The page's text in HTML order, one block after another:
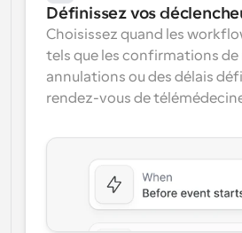
Définissez vos
Choisissez quand les
tels que les confirmations de
annulations ou des délais
rendez-vous de